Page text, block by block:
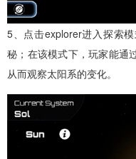
5、点击explorer进入探索
秘；在该模式下，玩家能通
从而观察太阳系的变化。